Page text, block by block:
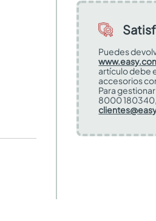
Puedes
artículo debe
accesorios
Para
8000 180340,